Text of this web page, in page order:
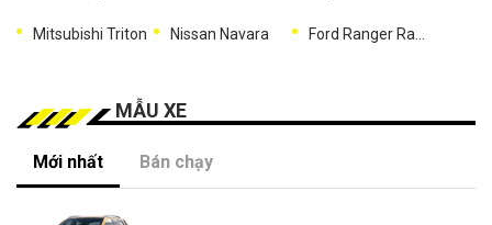
Mitsubishi Triton Nissan Navara
MẪU XE
Mới nhất Bán chạy